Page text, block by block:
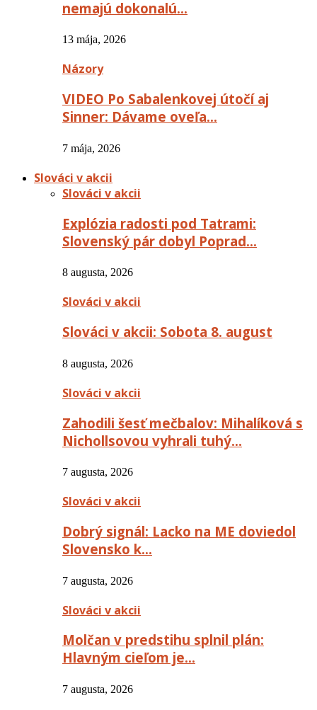
nemajú dokonalú…
13 mája, 2026
Názory
VIDEO Po Sabalenkovej útočí aj
Sinner: Dávame oveľa…
7 mája, 2026
Slováci v akcii
Slováci v akcii
Explózia radosti pod Tatrami:
Slovenský pár dobyl Poprad…
8 augusta, 2026
Slováci v akcii
Slováci v akcii: Sobota 8. august
8 augusta, 2026
Slováci v akcii
Zahodili šesť mečbalov: Mihalíková s
Nichollsovou vyhrali tuhý…
7 augusta, 2026
Slováci v akcii
Dobrý signál: Lacko na ME doviedol
Slovensko k…
7 augusta, 2026
Slováci v akcii
Molčan v predstihu splnil plán:
Hlavným cieľom je…
7 augusta, 2026